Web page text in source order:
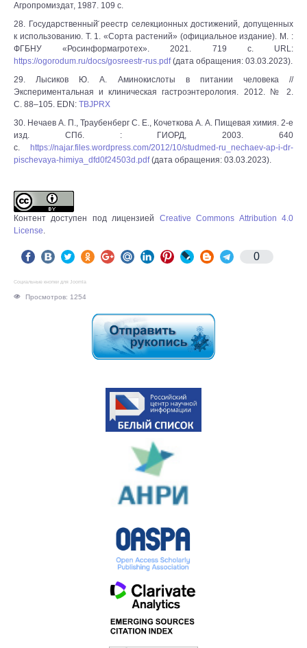
Агропромиздат, 1987. 109 с.
28. Государственный̆ реестр селекционных достижений, допущенных
к использованию. Т. 1. «Сорта растений» (официальное издание). М. :
ФГБНУ «Росинформагротех». 2021. 719 с. URL:
https://ogorodum.ru/docs/gosreestr-rus.pdf(дата обращения: 03.03.2023).
29. Лысиков Ю. А. Аминокислоты в питании человека //
Экспериментальная и клиническая гастроэнтерология. 2012. № 2.
С. 88–105. EDN: TBJPRX
30. Нечаев А. П., Траубенберг С. Е., Кочеткова А. А. Пищевая химия. 2-е
изд. СПб. : ГИОРД, 2003. 640
с.
https://najar.files.wordpress.com/2012/10/studmed-ru_nechaev-ap-i-dr-
pischevaya-himiya_dfd0f24503d.pdf(дата обращения: 03.03.2023).
Контент доступен под лицензией Creative Commons Attribution 4.0
License.
0
Социальные кнопки для Joomla
Просмотров: 1254